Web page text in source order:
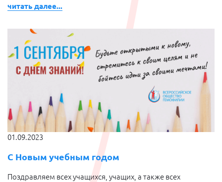
читать далее...
01.09.2023
С Новым учебным годом
Поздравляем всех учащихся, учащих, а также всех